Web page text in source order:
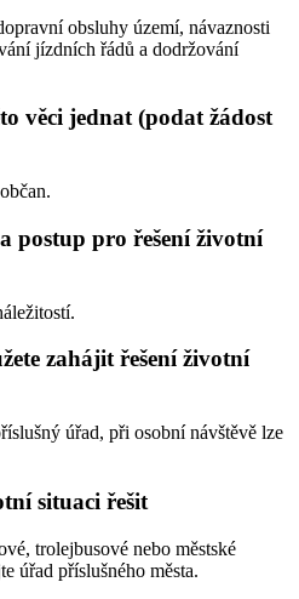
obsluhy území, návaznosti
jízdních řádů a dodržování
věci jednat (podat žádost
postup pro řešení životní
zahájit řešení životní
úřad, při osobní návštěvě lze
situaci řešit
trolejbusové nebo městské
úřad příslušného města.